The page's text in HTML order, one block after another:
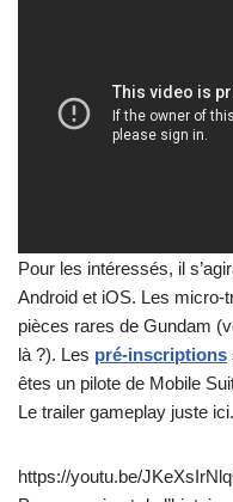
Pour les intéressés, il
Android et iOS. Les micro-
pièces rares de Gundam
là ?). Les pré-inscriptions
êtes un pilote de Mobile
Le trailer gameplay juste ici.
https://youtu.be/